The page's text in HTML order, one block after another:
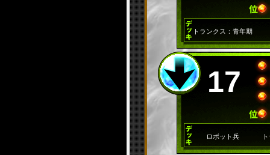
トランクス：青年期
17
ロボット兵